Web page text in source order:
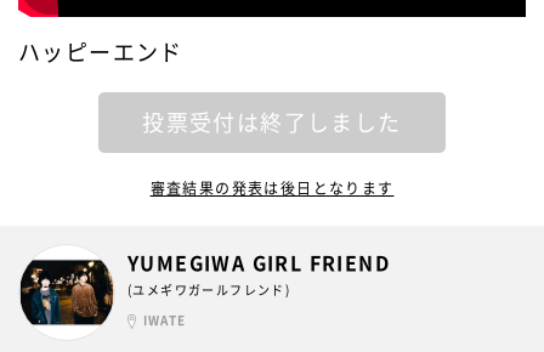
ハッピーエンド
投票受付は終了しました
審査結果の発表は後日となります
YUMEGIWA GIRL FRIEND
(ユメギワガールフレンド)
IWATE